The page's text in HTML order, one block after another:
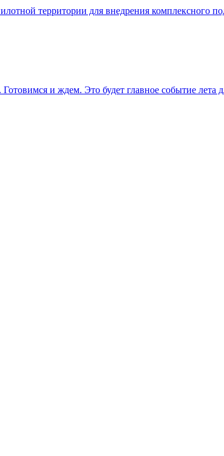
территории для внедрения комплексного
и ждем. Это будет главное событие лета